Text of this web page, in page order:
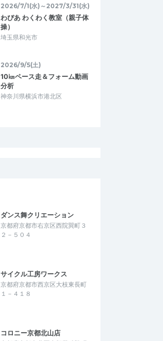
2026/7/1(水)～2027/3/31(水)
わぴあ わくわく教室（親子体
操）
埼玉県和光市
2026/9/5(土)
10㎞ペース走＆フォーム動画
分析
神奈川県横浜市港北区
ダンス舞クリエーション
京都府京都市右京区西院巽町３
２－５０４
サイクル工房ワークス
京都府京都市西京区大枝東長町
１－４１８
コロニー京都北山店